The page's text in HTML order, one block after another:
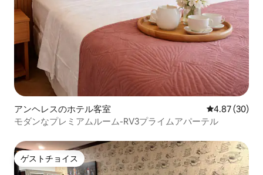
アンヘレスのホテル客室 レビュー30
4.87 (30)
モダンなプレミアムルーム-RV3プライムアパーテル
ゲストチョイス
ゲストチョイス